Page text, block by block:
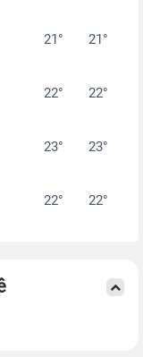
21° 21°
22° 22°
23° 23°
22° 22°